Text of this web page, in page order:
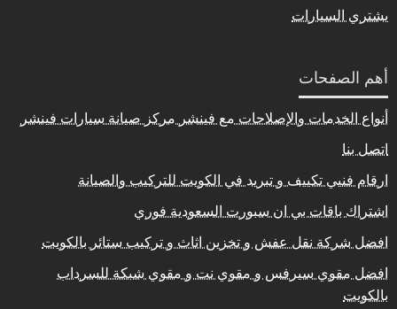
يشتري السيارات
أهم الصفحات
أنواع الخدمات والإصلاحات مع فينشر مركز صيانة سيارات فينشر
اتصل بنا
ارقام فنيي تكييف و تبريد في الكويت للتركيب والصيانة
اشتراك باقات بي ان سبورت السعودية فوري
افضل شركة نقل عفش و تخزين اثاث و تركيب ستائر بالكويت
افضل مقوي سيرفس و مقوي نت و مقوي شبكة للسرداب
بالكويت